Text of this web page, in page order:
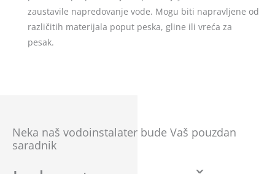
zaustavile napredovanje vode. Mogu biti napravljene od
različitih materijala poput peska, gline ili vreća za
pesak.
Neka naš vodoinstalater bude Vaš pouzdan
saradnik